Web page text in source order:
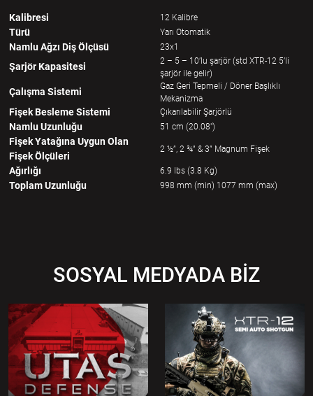
Kalibresi 12 Kalibre
Türü Yarı Otomatik
Namlu Ağzı Diş Ölçüsü 23x1
Şarjör Kapasitesi
2 – 5 – 10’lu şarjör (std XTR-12 5’li
şarjör ile gelir)
Çalışma Sistemi
Gaz Geri Tepmeli / Döner Başlıklı
Mekanizma
Fişek Besleme Sistemi Çıkarılabilir Şarjörlü
Namlu Uzunluğu 51 cm (20.08")
Fişek Yatağına Uygun Olan
Fişek Ölçüleri
2 ½”, 2 ¾” & 3” Magnum Fişek
Ağırlığı 6.9 lbs (3.8 Kg)
Toplam Uzunluğu 998 mm (min) 1077 mm (max)
SOSYAL MEDYADA BİZ